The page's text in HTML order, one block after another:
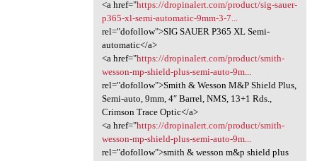
<a href="https://dropinalert.com/product/sig-sauer-
p365-xl-semi-automatic-9mm-3-7...
rel="dofollow">SIG SAUER P365 XL Semi-
automatic</a>
<a href="https://dropinalert.com/product/smith-
wesson-mp-shield-plus-semi-auto-9m...
rel="dofollow">Smith & Wesson M&P Shield Plus,
Semi-auto, 9mm, 4″ Barrel, NMS, 13+1 Rds.,
Crimson Trace Optic</a>
<a href="https://dropinalert.com/product/smith-
wesson-mp-shield-plus-semi-auto-9m...
rel="dofollow">smith & wesson m&p shield plus